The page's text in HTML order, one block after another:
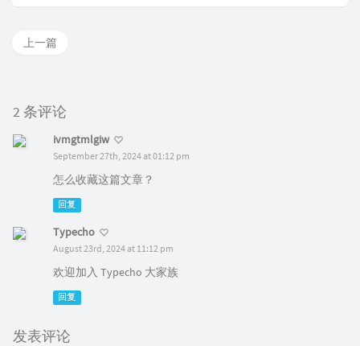
上一篇
2 条评论
ivmgtmlgiw
September 27th, 2024 at 01:12 pm
怎么收藏这篇文章？
回复
Typecho
August 23rd, 2024 at 11:12 pm
欢迎加入 Typecho 大家族
回复
发表评论